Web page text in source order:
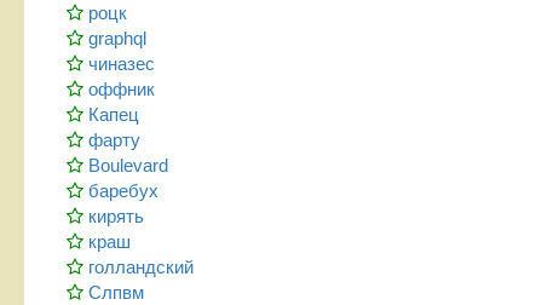
роцк
graphql
чиназес
оффник
Капец
фарту
Boulevard
баребух
кирять
краш
голландский
Слпвм